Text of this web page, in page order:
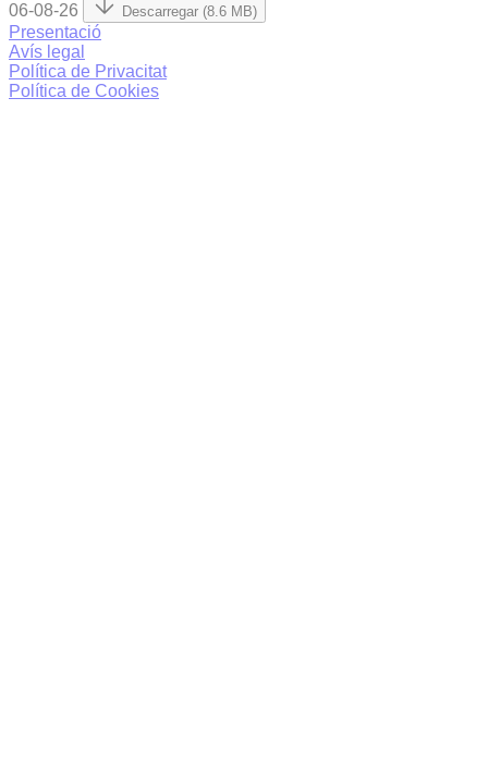
06-08-26 Descarregar (8.6 MB)
Presentació
Avís legal
Política de Privacitat
Política de Cookies